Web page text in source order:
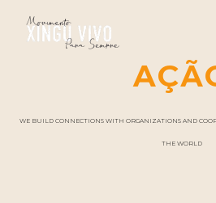
WE BUILD CONNECTIONS WITH ORGANIZATIONS AND
THE WORLD